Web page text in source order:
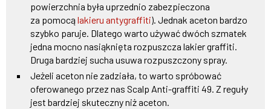
powierzchnia była uprzednio zabezpieczona
za pomocą lakieru antygraffiti). Jednak aceton bardzo
szybko paruje. Dlatego warto używać dwóch szmatek
jedna mocno nasiąknięta rozpuszcza lakier graffiti.
Druga bardziej sucha usuwa rozpuszczony spray.
Jeżeli aceton nie zadziała, to warto spróbować
oferowanego przez nas Scalp Anti-graffiti 49. Z reguły
jest bardziej skuteczny niż aceton.